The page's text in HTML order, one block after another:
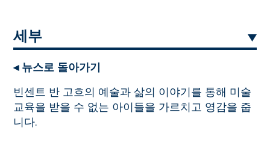
세부
◂ 뉴스로 돌아가기
빈센트 반 고흐의 예술과 삶의 이야기를 통해 미술
교육을 받을 수 없는 아이들을 가르치고 영감을 줍
니다.